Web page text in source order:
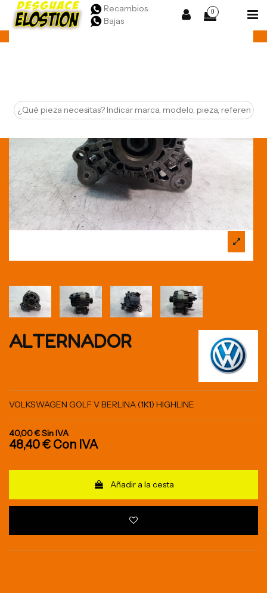
Recambios
Bajas
0
ALTERNADOR
VOLKSWAGEN GOLF V BERLINA (1K1) HIGHLINE
40,00 €Sin IVA
48,40 € Con IVA
Añadir a la cesta